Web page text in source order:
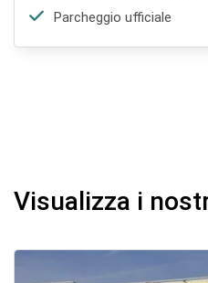
Parcheggio ufficiale
Visualizza i